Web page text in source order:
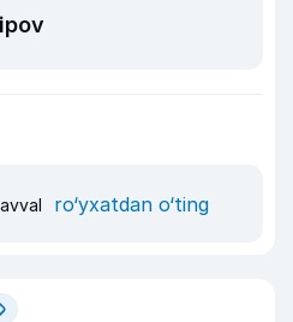
ro‘yxatdan o‘ting